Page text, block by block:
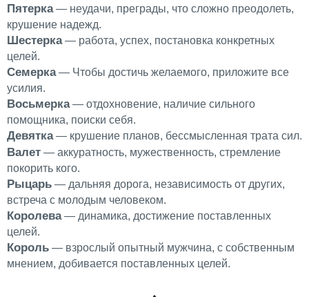
Пятерка— неудачи, преграды, что сложно преодолеть,
крушение надежд.
Шестерка— работа, успех, постановка конкретных
целей.
Семерка— Чтобы достичь желаемого, приложите все
усилия.
Восьмерка— отдохновение, наличие сильного
помощника, поиски себя.
Девятка— крушение планов, бессмысленная трата сил.
Валет — аккуратность, мужественность, стремление
покорить кого.
Рыцарь — дальняя дорога, независимость от других,
встреча с молодым человеком.
Королева— динамика, достижение поставленных
целей.
Король — взрослый опытный мужчина, с собственным
мнением, добивается поставленных целей.